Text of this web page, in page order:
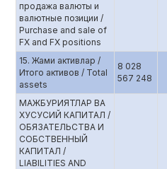
продажа валюты и
валютные позиции /
Purchase and sale of
FX and FX positions
15. Жами активлар /
Итого активов / Total
assets
8 028
567 248
МАЖБУРИЯТЛАР ВА
ХУСУСИЙ КАПИТАЛ /
ОБЯЗАТЕЛЬСТВА И
СОБСТВЕННЫЙ
КАПИТАЛ /
LIABILITIES AND